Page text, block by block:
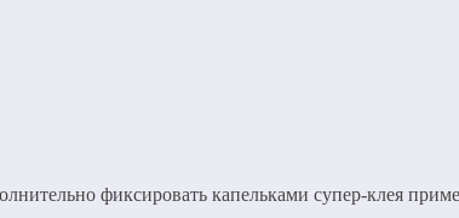
фиксировать капельками супер-клея